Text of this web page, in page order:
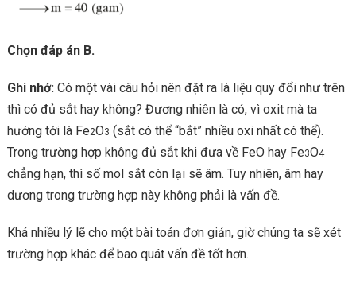
Chọn đáp án B.
Ghi nhớ:Có một vài câu hỏi nên đặt ra là liệu quy đổi như trên
thì có đủ sắt hay không? Đương nhiên là có, vì oxit mà ta
hướng tới là Fe2O3 (sắt có thể “bắt” nhiều oxi nhất có thể).
Trong trường hợp không đủ sắt khi đưa về FeO hay Fe3O4
chẳng hạn, thì số mol sắt còn lại sẽ âm. Tuy nhiên, âm hay
dương trong trường hợp này không phải là vấn đề.
Khá nhiều lý lẽ cho một bài toán đơn giản, giờ chúng ta sẽ xét
trường hợp khác để bao quát vấn đề tốt hơn.